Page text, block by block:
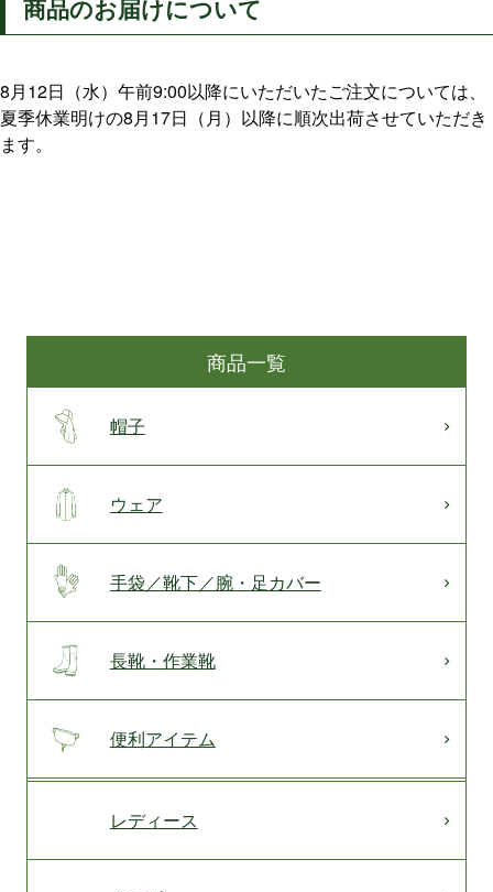
商品のお届けについて
8月12日（水）午前9:00以降にいただいたご注文については、
夏季休業明けの8月17日（月）以降に順次出荷させていただき
ます。
商品一覧
帽子
ウェア
手袋／靴下／腕・足カバー
長靴・作業靴
便利アイテム
レディース